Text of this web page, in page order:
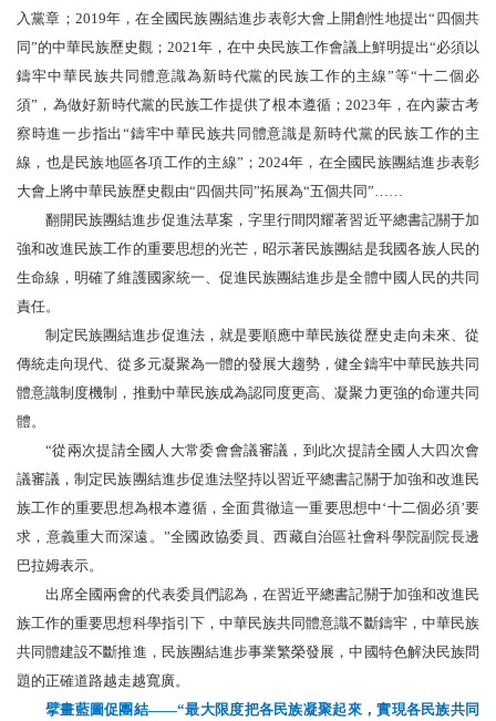
入黨章；2019年，在全國民族團結進步表彰大會上開創性地提出“四個共
同”的中華民族歷史觀；2021年，在中央民族工作會議上鮮明提出“必須以
鑄牢中華民族共同體意識為新時代黨的民族工作的主線”等“十二個必
須”，為做好新時代黨的民族工作提供了根本遵循；2023年，在內蒙古考
察時進一步指出“鑄牢中華民族共同體意識是新時代黨的民族工作的主
線，也是民族地區各項工作的主線”；2024年，在全國民族團結進步表彰
大會上將中華民族歷史觀由“四個共同”拓展為“五個共同”……
翻開民族團結進步促進法草案，字里行間閃耀著習近平總書記關于加
強和改進民族工作的重要思想的光芒，昭示著民族團結是我國各族人民的
生命線，明確了維護國家統一、促進民族團結進步是全體中國人民的共同
責任。
制定民族團結進步促進法，就是要順應中華民族從歷史走向未來、從
傳統走向現代、從多元凝聚為一體的發展大趨勢，健全鑄牢中華民族共同
體意識制度機制，推動中華民族成為認同度更高、凝聚力更強的命運共同
體。
“從兩次提請全國人大常委會會議審議，到此次提請全國人大四次會
議審議，制定民族團結進步促進法堅持以習近平總書記關于加強和改進民
族工作的重要思想為根本遵循，全面貫徹這一重要思想中‘十二個必須’要
求，意義重大而深遠。”全國政協委員、西藏自治區社會科學院副院長邊
巴拉姆表示。
出席全國兩會的代表委員們認為，在習近平總書記關于加強和改進民
族工作的重要思想科學指引下，中華民族共同體意識不斷鑄牢，中華民族
共同體建設不斷推進，民族團結進步事業繁榮發展，中國特色解決民族問
題的正確道路越走越寬廣。
擘畫藍圖促團結——“最大限度把各民族凝聚起來，實現各民族共同